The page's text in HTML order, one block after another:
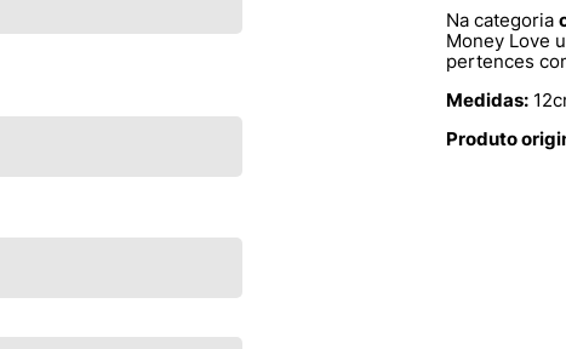
Na categoria
Money Love
pertences
Medidas:
Produto